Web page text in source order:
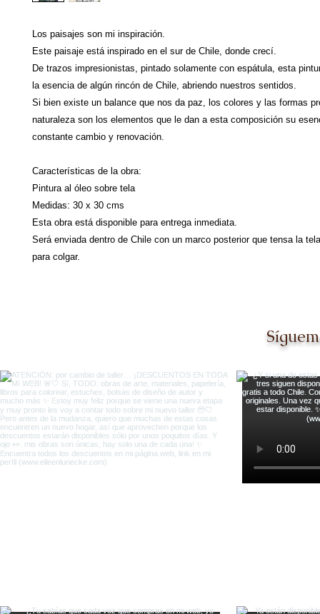
Los paisajes son mi inspiración.
Este paisaje está inspirado en el sur de Chile, donde crecí.
De trazos impresionistas, pintado solamente con espátula, esta
la esencia de algún rincón de Chile, abriendo nuestros sentidos.
Si bien existe un balance que nos da paz, los colores y las formas
naturaleza son los elementos que le dan a esta composición su
constante cambio y renovación.
Características de la obra:
Pintura al óleo sobre tela
Medidas: 30 x 30 cms
Esta obra está disponible para entrega inmediata.
Será enviada dentro de Chile con un marco posterior que tensa la
para colgar.